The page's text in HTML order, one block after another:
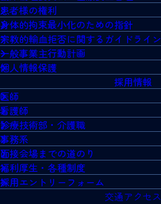
患者様の権利
身体的拘束最小化のための指針
宗教的輸血拒否に関するガイドライン
一般事業主行動計画
個人情報保護
採用情報
医師
看護師
診療技術部・介護職
事務系
面接会場までの道のり
福利厚生・各種制度
採用エントリーフォーム
交通アクセス